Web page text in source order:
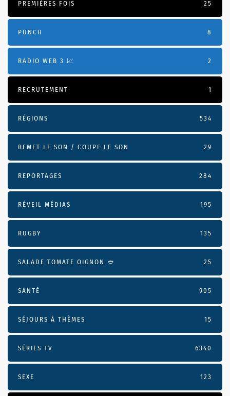
PREMIÈRES FOIS 25
PUNCH 8
RADIO WEB 3 📈 2
RECRUTEMENT 1
RÉGIONS 534
REMET LE SON / COUPE LE SON 29
REPORTAGES 284
RÉVEIL MÉDIAS 195
RUGBY 135
SALADE TOMATE OIGNON 🥙 25
SANTÉ 905
SÉJOURS À THÈMES 15
SÉRIES TV 6340
SEXE 123